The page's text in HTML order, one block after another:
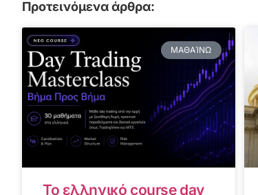
Προτεινόμενα άρθρα:
ΜΑΘΑΊΝΩ
Το ελληνικό course day